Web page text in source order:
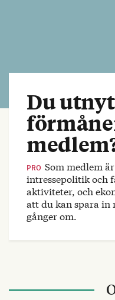
Du
PRO Som medlem
intressepolitik och
aktiviteter, och
att du kan spara in
gånger om.